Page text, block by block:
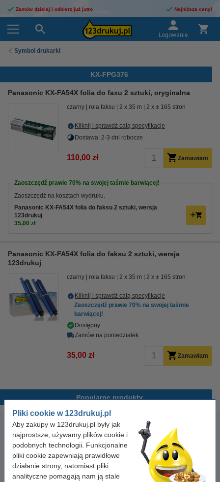
Pliki cookie w 123drukuj.pl
Aby zakupy w 123drukuj.pl były jak
najprostsze, używamy plików cookie i
podobnych technologii. Funkcjonalne
pliki cookie zapewniają prawidłowe
działanie strony, natomiast pliki
analityczne pomagają nam ją stale
Zamów dzisiaj i odbierz już jutro Najniższe ceny!
Logowanie
Symbol drukarki
KX-FPG376
Panasonic KX-FA54X folia do faxu 2 sztuki, oryginalna
czarny rola faksu 2 x 35 m 2 x ± 165 stron
Kliknij i sprawdź całą specyfikacje
Dostawa: 2-3 dni robocze
110,00 zł Zamawiam
Zaoszczędź prawie 70% na swojej taśmie barwiącej!
Zaoszczędź na kosztach wydruku.
Panasonic KX-FA54X folia do faksu 2 sztuki, wersja
123drukuj
35,00 zł
Panasonic KX-FA54X folia do faksu 2 sztuki, wersja
123drukuj
czarny rola faksu 2 x 35 m 2 x ± 165 stron
Kliknij i sprawdź całą specyfikacje
Zaoszczędź prawie 70% na swojej taśmie
barwiącej!
Dostępny
Zamów na poniedziałek
35,00 zł Zamawiam
Popularne produkty